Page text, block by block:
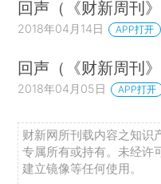
回声（《财新周刊
2018年04月14日 APP打开
回声（《财新周刊
2018年04月05日 APP打开
财新网所刊载内容之知识
专属所有或持有。未经许
建立镜像等任何使用。